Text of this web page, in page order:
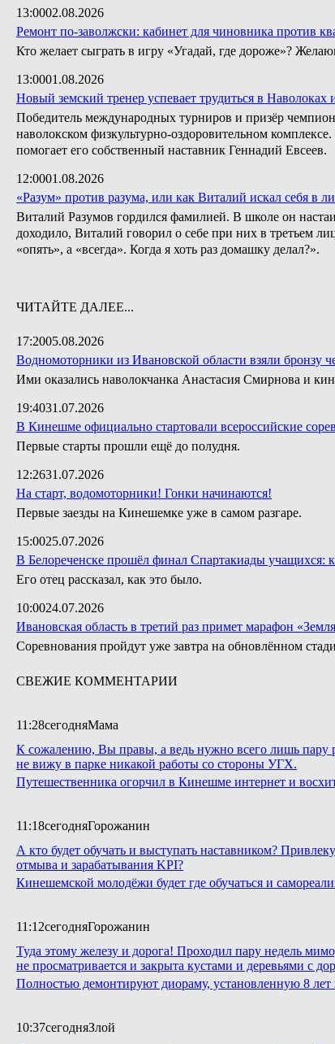
13:0002.08.2026
Ремонт по-заволжски: кабинет для чиновника против
Кто желает сыграть в игру «Угадай, где дороже»?
13:0001.08.2026
Новый земский тренер успевает трудиться в
Победитель международных турниров и призёр
наволокском физкультурно-оздоровительном
помогает его собственный наставник Геннадий Евсеев.
12:0001.08.2026
«Разум» против разума, или как Виталий искал себя в
Виталий Разумов гордился фамилией. В школе он
доходило, Виталий говорил о себе при них в третьем
«опять», а «всегда». Когда я хоть раз домашку делал?».
ЧИТАЙТЕ ДАЛЕЕ...
17:2005.08.2026
Водномоторники из Ивановской области взяли бронзу
Ими оказались наволокчанка Анастасия Смирнова и
19:4031.07.2026
В Кинешме официально стартовали всероссийские
Первые старты прошли ещё до полудня.
12:2631.07.2026
На старт, водомоторники! Гонки начинаются!
Первые заезды на Кинешемке уже в самом разгаре.
15:0025.07.2026
В Белореченске прошёл финал Спартакиады учащихся:
Его отец рассказал, как это было.
10:0024.07.2026
Ивановская область в третий раз примет марафон
Соревнования пройдут уже завтра на обновлённом
СВЕЖИЕ КОММЕНТАРИИ
11:28сегодняМама
К сожалению, Вы правы, а ведь нужно всего лишь пару
не вижу в парке никакой работы со стороны УГХ.
Путешественника огорчил в Кинешме интернет и
11:18сегодняГорожанин
А кто будет обучать и выступать наставником?
отмыва и зарабатывания KPI?
Кинешемской молодёжи будет где обучаться и
11:12сегодняГорожанин
Туда этому железу и дорога! Проходил пару недель
не просматривается и закрыта кустами и деревьями с
Полностью демонтируют диораму, установленную 8 лет
10:37сегодняЗлой